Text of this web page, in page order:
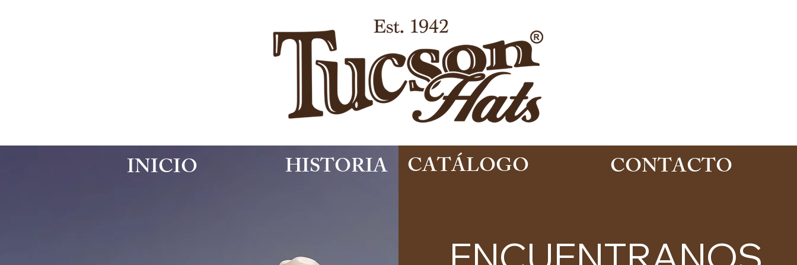
INICIO HISTORIA CONTACTO
CATÁLOGO